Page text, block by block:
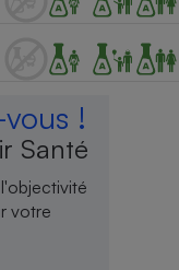
!
Santé
votre